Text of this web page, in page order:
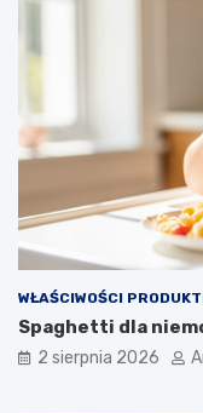
WŁAŚCIWOŚCI
Spaghetti dla
2 sierpnia 2026